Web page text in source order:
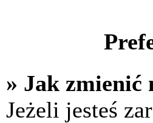
» Jak zmienić
Jeżeli jesteś